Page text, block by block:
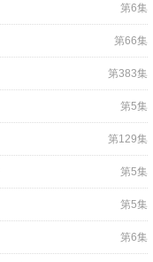
第6集
第66集
第383集
第5集
第129集
第5集
第5集
第6集